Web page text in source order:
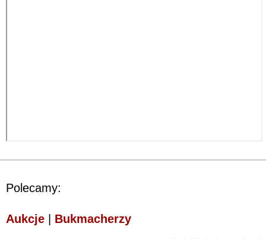
Polecamy:
Aukcje | Bukmacherzy